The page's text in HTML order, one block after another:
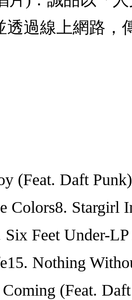
過線上網路，
(Feat. Daft
Colors8. Stargirl
Feet Under-LP
Nothing
(Feat.